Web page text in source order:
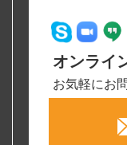
オンライ
お気軽にお